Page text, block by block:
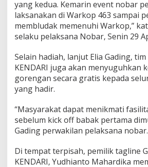
yang kedua. Kemarin event nobar
laksanakan di Warkop 463 sampai
membludak memenuhi Warkop,”
selaku pelaksana Nobar, Senin 29
Selain hadiah, lanjut Elia Gading, tim
KENDARI juga akan menyuguhkan
gorengan secara gratis kepada
yang hadir.
“Masyarakat dapat menikmati
sebelum kick off babak pertama
Gading perwakilan pelaksana nobar.
Di tempat terpisah, pemilik tagline
KENDARI, Yudhianto Mahardika